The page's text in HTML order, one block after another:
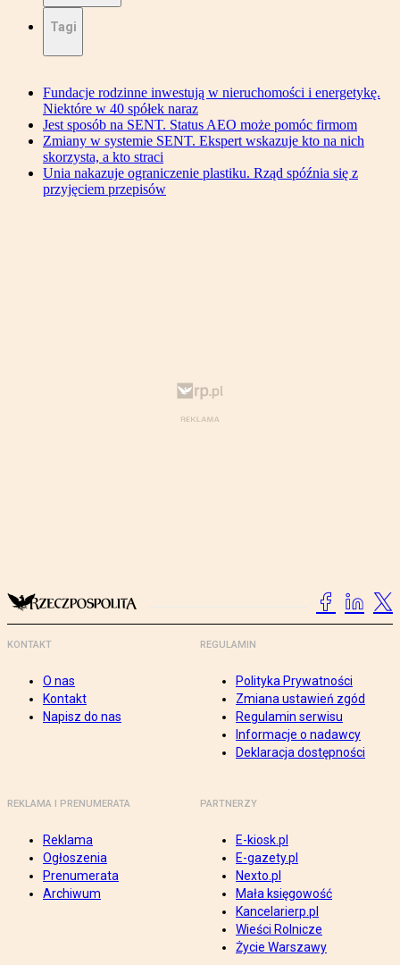
Tagi
Fundacje rodzinne inwestują w nieruchomości i energetykę.
Niektóre w 40 spółek naraz
Jest sposób na SENT. Status AEO może pomóc firmom
Zmiany w systemie SENT. Ekspert wskazuje kto na nich
skorzysta, a kto straci
Unia nakazuje ograniczenie plastiku. Rząd spóźnia się z
przyjęciem przepisów
KONTAKT
O nas
Kontakt
Napisz do nas
REGULAMIN
Polityka Prywatności
Zmiana ustawień zgód
Regulamin serwisu
Informacje o nadawcy
Deklaracja dostępności
REKLAMA I PRENUMERATA
Reklama
Ogłoszenia
Prenumerata
Archiwum
PARTNERZY
E-kiosk.pl
E-gazety.pl
Nexto.pl
Mała księgowość
Kancelarierp.pl
Wieści Rolnicze
Życie Warszawy